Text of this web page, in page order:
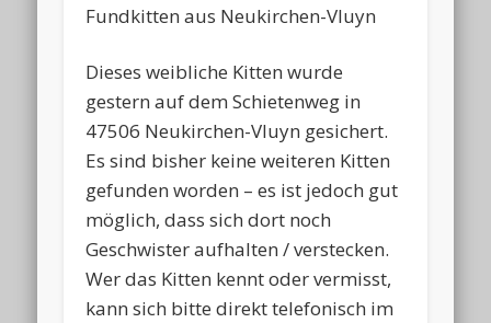
Fundkitten aus Neukirchen-Vluyn
Dieses weibliche Kitten wurde
gestern auf dem Schietenweg in
47506 Neukirchen-Vluyn gesichert.
Es sind bisher keine weiteren Kitten
gefunden worden – es ist jedoch gut
möglich, dass sich dort noch
Geschwister aufhalten / verstecken.
Wer das Kitten kennt oder vermisst,
kann sich bitte direkt telefonisch im